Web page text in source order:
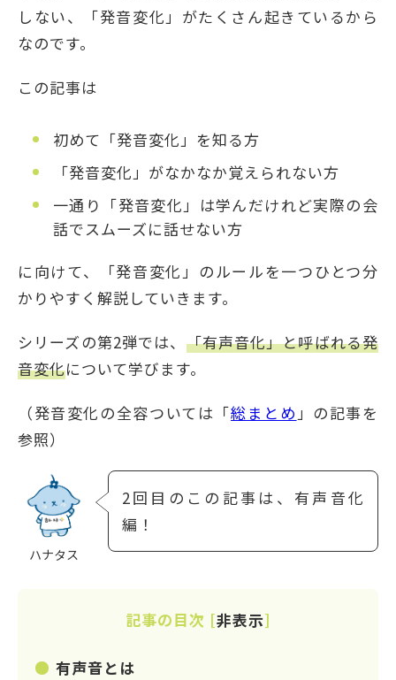
しない、「発音変化」がたくさん起きているから
なのです。
この記事は
初めて「発音変化」を知る方
「発音変化」がなかなか覚えられない方
一通り「発音変化」は学んだけれど実際の会
話でスムーズに話せない方
に向けて、「発音変化」のルールを一つひとつ分
かりやすく解説していきます。
シリーズの第2弾では、 「有声音化」と呼ばれる発
音変化について学びます。
（発音変化の全容ついては「総まとめ 」の記事を
参照）
ハナタス
2回目のこの記事は、有声音化
編！
記事の目次 [非表示]
有声音とは